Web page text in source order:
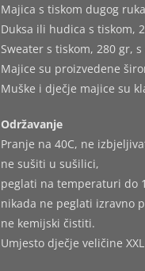
Majica s tiskom dugog
Duksa ili hudica s tiskom,
Sweater s tiskom, 280 gr,
Majice su proizvedene
Muške i dječje majice su
Održavanje
Pranje na 40C, ne
ne sušiti u sušilici,
peglati na temperaturi do
nikada ne peglati izravno
ne kemijski čistiti.
Umjesto dječje veličine